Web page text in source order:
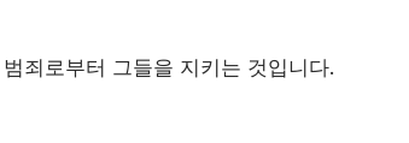
죄로부터 그들을 지키는 것입니다.